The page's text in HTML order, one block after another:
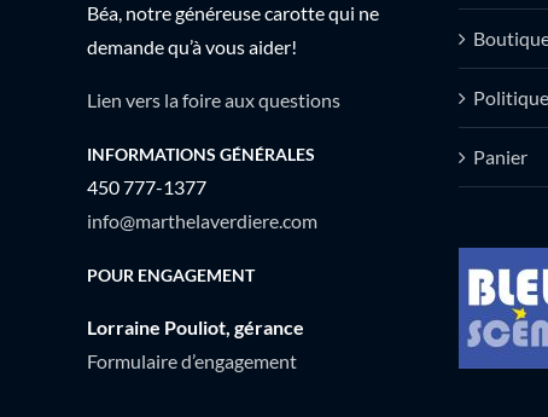
Béa, notre généreuse carotte qui ne
demande qu’à vous aider!
Lien vers la foire aux questions
INFORMATIONS GÉNÉRALES
450 777-1377
info@marthelaverdiere.com
POUR ENGAGEMENT
Lorraine Pouliot, gérance
Formulaire d’engagement
Panier